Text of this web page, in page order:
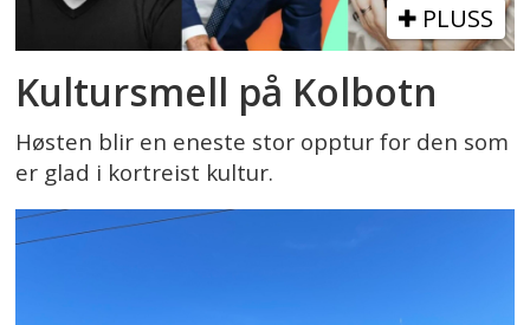
PLUSS
Kultursmell på Kolbotn
Høsten blir en eneste stor opptur for den som
er glad i kortreist kultur.